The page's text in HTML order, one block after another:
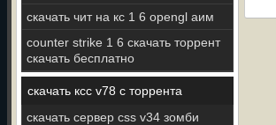
скачать чит на кс 1 6 opengl аим
counter strike 1 6 скачать торрент
скачать бесплатно
скачать ксс v78 с торрента
скачать сервер css v34 зомби